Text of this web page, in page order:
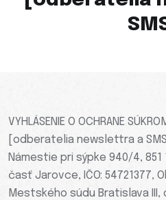
VYHLÁSENIE O OCHRANE
[odberatelia newslettra a
Námestie pri sýpke 940/4,
časť Jarovce, IČO: 54721377,
Mestského súdu Bratislava III,